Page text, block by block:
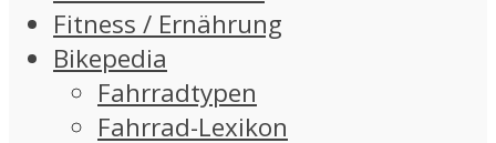
Fitness / Ernährung
Bikepedia
Fahrradtypen
Fahrrad-Lexikon